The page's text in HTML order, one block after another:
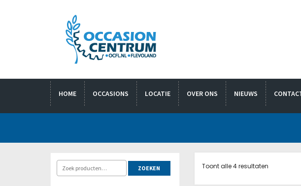
HOME OCCASIONS LOCATIE OVER ONS NIEUWS
Toont alle 4 resultaten
ZOEKEN